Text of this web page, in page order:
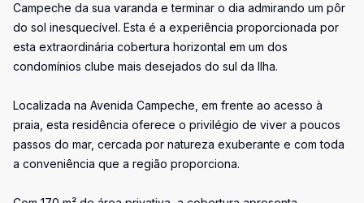
Campeche da sua varanda e terminar o dia admirando um pôr
do sol inesquecível. Esta é a experiência proporcionada por
esta extraordinária cobertura horizontal em um dos
condomínios clube mais desejados do sul da Ilha.
Localizada na Avenida Campeche, em frente ao acesso à
praia, esta residência oferece o privilégio de viver a poucos
passos do mar, cercada por natureza exuberante e com toda
a conveniência que a região proporciona.